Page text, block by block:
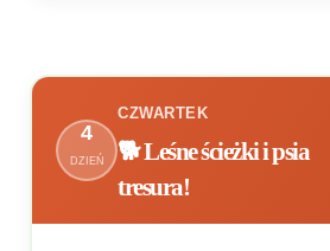
4
DZIEŃ
CZWARTEK
🐕 Leśne ścieżki i psia
tresura!